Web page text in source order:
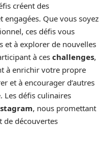
créent des
engagées. Que vous soyez
ces défis vous
et à explorer de nouvelles
à ces challenges,
à enrichir votre propre
et à encourager d’autres
Les défis culinaires
, nous promettant
de découvertes